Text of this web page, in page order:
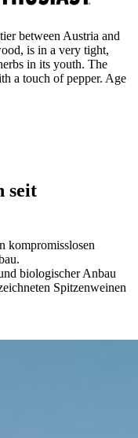
between Austria and
is in a very tight,
in its youth. The
a touch of pepper. Age
seit
kompromisslosen
biologischer Anbau
Spitzenweinen